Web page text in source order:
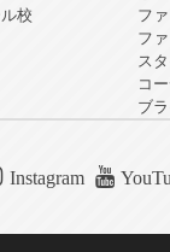
校
フ
フ
ス
コ
ブ
Instagram